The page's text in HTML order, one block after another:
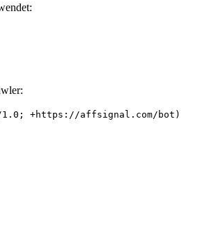
+https://affsignal.com/bot)